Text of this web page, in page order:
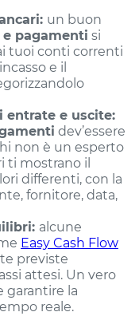
un buon
pagamenti si
tuoi conti correnti
e il
entrate e uscite:
dev’essere
non è un esperto
ti mostrano il
differenti, con la
fornitore, data,
alcune
Easy Cash Flow
previste
attesi. Un vero
garantire la
reale.